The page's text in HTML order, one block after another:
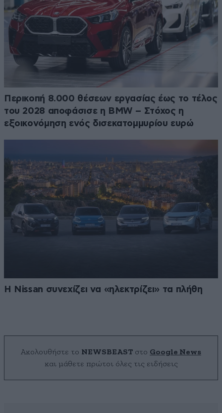
Περικοπή 8.000 θέσεων εργασίας έως το τέλος
του 2028 αποφάσισε η BMW – Στόχος η
εξοικονόμηση ενός δισεκατομμυρίου ευρώ
Η Nissan συνεχίζει να «ηλεκτρίζει» τα πλήθη
Ακολουθήστε το NEWSBEAST στο Google News
και μάθετε πρώτοι όλες τις ειδήσεις